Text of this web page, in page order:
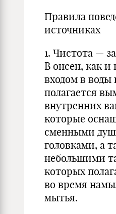
Правила
источниках
1. Чистота —
В онсен, как и
входом в воды
полагается
внутренних
которые
сменными
головками, а
небольшими
которых
во время
мытья.